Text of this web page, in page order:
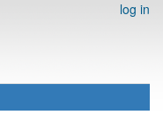
log in